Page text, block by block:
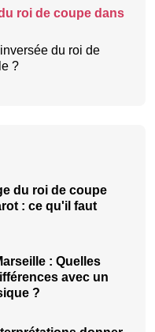
roi de coupe dans
du roi de
?
du roi de coupe
: ce qu'il faut
: Quelles
avec un
?